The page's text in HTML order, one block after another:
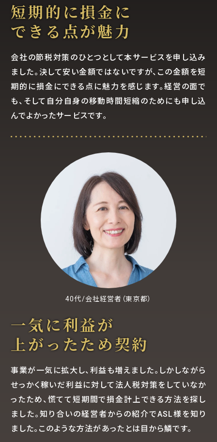
短期的に損金に
できる点が魅力
会社の節税対策のひとつとして本サービスを申し込み
ました。決して安い金額ではないですが、この金額を短
期的に損金にできる点に魅力を感じます。経営の面で
も、そして自分自身の移動時間短縮のためにも申し込
んでよかったサービスです。
40代/会社経営者（東京都）
一気に利益が
上がったため契約
事業が一気に拡大し、利益も増えました。しかしながら
せっかく稼いだ利益に対して法人税対策をしていなか
ったため、慌てて短期間で損金計上できる方法を探し
ました。知り合いの経営者からの紹介でASL様を知り
ました。このような方法があったとは目から鱗です。